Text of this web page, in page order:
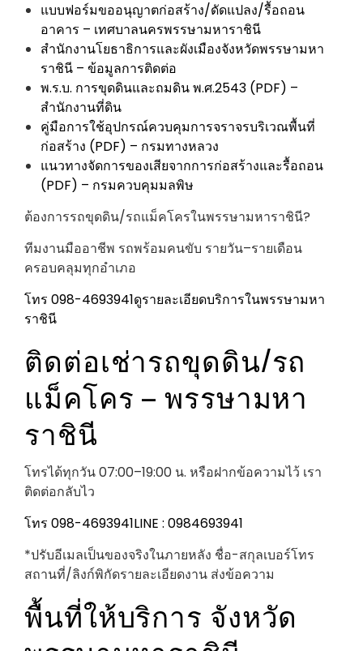
แบบฟอร์มขออนุญาตก่อสร้าง/ดัดแปลง/รื้อถอน
อาคาร – เทศบาลนครพรรษามหาราชินี
สำนักงานโยธาธิการและผังเมืองจังหวัดพรรษามหา
ราชินี – ข้อมูลการติดต่อ
พ.ร.บ. การขุดดินและถมดิน พ.ศ.2543 (PDF) –
สำนักงานที่ดิน
คู่มือการใช้อุปกรณ์ควบคุมการจราจรบริเวณพื้นที่
ก่อสร้าง (PDF) – กรมทางหลวง
แนวทางจัดการของเสียจากการก่อสร้างและรื้อถอน
(PDF) – กรมควบคุมมลพิษ
ต้องการรถขุดดิน/รถแม็คโครในพรรษามหาราชินี?
ทีมงานมืออาชีพ รถพร้อมคนขับ รายวัน–รายเดือน
ครอบคลุมทุกอำเภอ
โทร 098-4693941ดูรายละเอียดบริการในพรรษามหา
ราชินี
ติดต่อเช่ารถขุดดิน/รถ
แม็คโคร – พรรษามหา
ราชินี
โทรได้ทุกวัน 07:00–19:00 น. หรือฝากข้อความไว้ เรา
ติดต่อกลับไว
โทร 098-4693941LINE : 0984693941
*ปรับอีเมลเป็นของจริงในภายหลัง ชื่อ-สกุลเบอร์โทร
สถานที่/ลิงก์พิกัดรายละเอียดงาน ส่งข้อความ
พื้นที่ให้บริการ จังหวัด